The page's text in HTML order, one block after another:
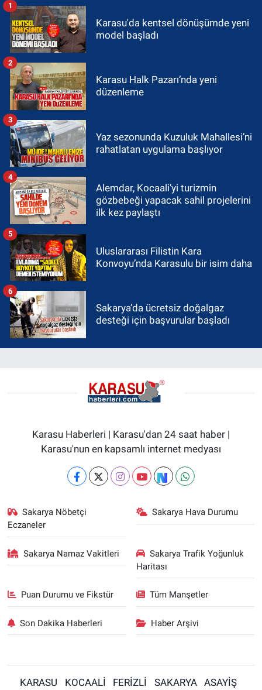
Karasu'da kentsel dönüşümde yeni
model başladı
1
Karasu Halk Pazarı’nda yeni
düzenleme
2
Yaz sezonunda Kuzuluk Mahallesi’ni
rahatlatan uygulama başlıyor
3
Alemdar, Kocaali’yi turizmin
gözbebeği yapacak sahil projelerini
ilk kez paylaştı
4
Uluslararası Filistin Kara
Konvoyu’nda Karasulu bir isim daha
5
Sakarya’da ücretsiz doğalgaz
desteği için başvurular başladı
6
Karasu Haberleri | Karasu'dan 24 saat haber |
Karasu'nun en kapsamlı internet medyası
Sakarya Nöbetçi
Eczaneler
Sakarya Hava Durumu
Sakarya Namaz Vakitleri
Sakarya Trafik Yoğunluk
Haritası
Puan Durumu ve Fikstür Tüm Manşetler
Son Dakika Haberleri Haber Arşivi
KARASU KOCAALİ FERİZLİ SAKARYA ASAYİŞ